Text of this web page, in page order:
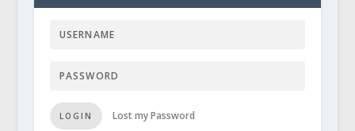
LOGIN Lost my Password